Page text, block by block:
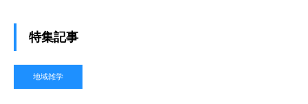
特集記事
地域雑学